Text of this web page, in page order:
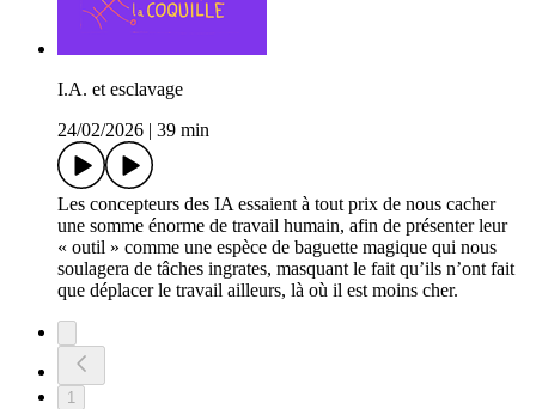
I.A. et esclavage
24/02/2026
39 min
Les concepteurs des IA essaient à tout prix de nous cacher
une somme énorme de travail humain, afin de présenter leur
« outil » comme une espèce de baguette magique qui nous
soulagera de tâches ingrates, masquant le fait qu’ils n’ont fait
que déplacer le travail ailleurs, là où il est moins cher.
1